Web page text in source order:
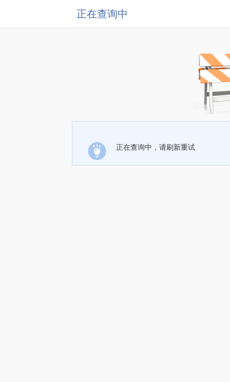
正在查询中
正在查询中，请刷新重试